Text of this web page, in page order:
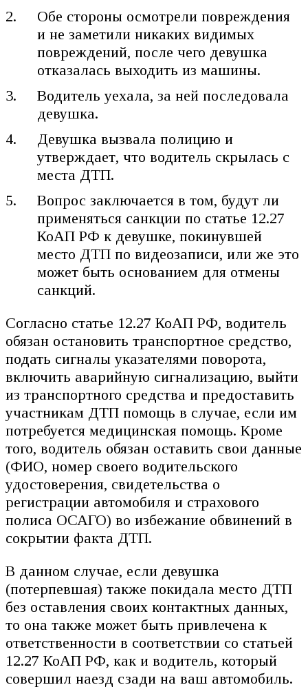
Обе стороны осмотрели повреждения
и не заметили никаких видимых
повреждений, после чего девушка
отказалась выходить из машины.
Водитель уехала, за ней последовала
девушка.
Девушка вызвала полицию и
утверждает, что водитель скрылась с
места ДТП.
Вопрос заключается в том, будут ли
применяться санкции по статье 12.27
КоАП РФ к девушке, покинувшей
место ДТП по видеозаписи, или же это
может быть основанием для отмены
санкций.
Согласно статье 12.27 КоАП РФ, водитель
обязан остановить транспортное средство,
подать сигналы указателями поворота,
включить аварийную сигнализацию, выйти
из транспортного средства и предоставить
участникам ДТП помощь в случае, если им
потребуется медицинская помощь. Кроме
того, водитель обязан оставить свои данные
(ФИО, номер своего водительского
удостоверения, свидетельства о
регистрации автомобиля и страхового
полиса ОСАГО) во избежание обвинений в
сокрытии факта ДТП.
В данном случае, если девушка
(потерпевшая) также покидала место ДТП
без оставления своих контактных данных,
то она также может быть привлечена к
ответственности в соответствии со статьей
12.27 КоАП РФ, как и водитель, который
совершил наезд сзади на ваш автомобиль.